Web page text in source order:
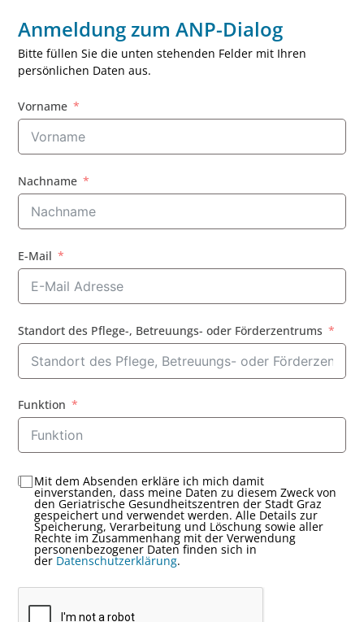
Anmeldung zum ANP-Dialog
Bitte füllen Sie die unten stehenden Felder mit Ihren
persönlichen Daten aus.
Vorname
Nachname
E-Mail
Standort des Pflege-, Betreuungs- oder Förderzentrums
Funktion
Mit dem Absenden erkläre ich mich damit
einverstanden, dass meine Daten zu diesem Zweck von
den Geriatrische Gesundheitszentren der Stadt Graz
gespeichert und verwendet werden. Alle Details zur
Speicherung, Verarbeitung und Löschung sowie aller
Rechte im Zusammenhang mit der Verwendung
personenbezogener Daten finden sich in
der Datenschutzerklärung.